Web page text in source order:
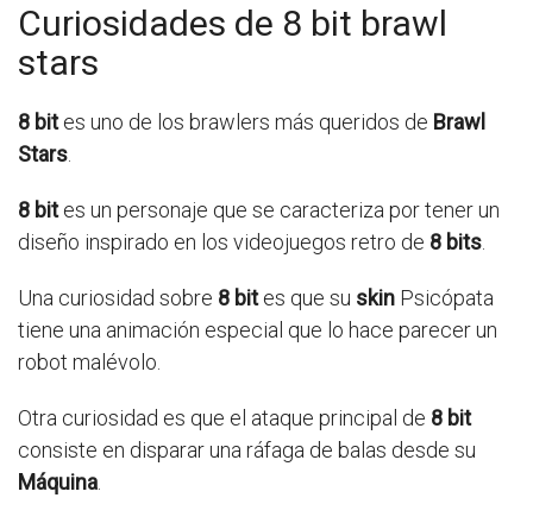
Curiosidades de 8 bit brawl
stars
8 bites uno de los brawlers más queridos de Brawl
Stars
8 bites un personaje que se caracteriza por tener un
diseño inspirado en los videojuegos retro de 8 bits
Una curiosidad sobre 8 bites que su skin Psicópata
tiene una animación especial que lo hace parecer un
robot malévolo.
Otra curiosidad es que el ataque principal de 8 bit
consiste en disparar una ráfaga de balas desde su
Máquina